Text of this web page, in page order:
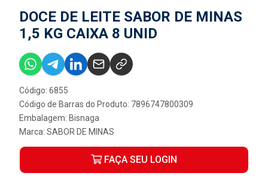
DOCE DE LEITE SABOR DE MINAS
1,5 KG CAIXA 8 UNID
Código: 6855
Código de Barras do Produto: 7896747800309
Embalagem: Bisnaga
Marca: SABOR DE MINAS
FAÇA SEU LOGIN